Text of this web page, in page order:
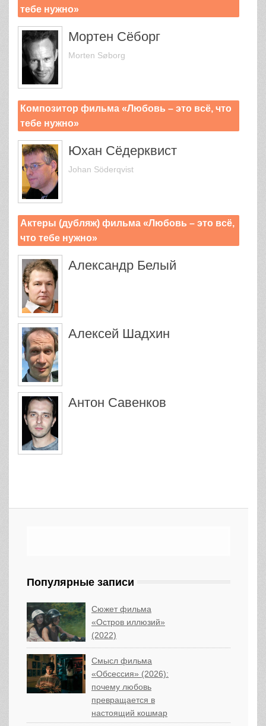
тебе нужно»
Мортен Сёборг
Morten Søborg
Композитор фильма «Любовь – это всё, что
тебе нужно»
Юхан Сёдерквист
Johan Söderqvist
Актеры (дубляж) фильма «Любовь – это всё,
что тебе нужно»
Александр Белый
Алексей Шадхин
Антон Савенков
Популярные записи
Сюжет фильма
«Остров иллюзий»
(2022)
Смысл фильма
«Обсессия» (2026):
почему любовь
превращается в
настоящий кошмар